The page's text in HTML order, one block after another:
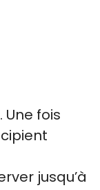
fois
jusqu’à